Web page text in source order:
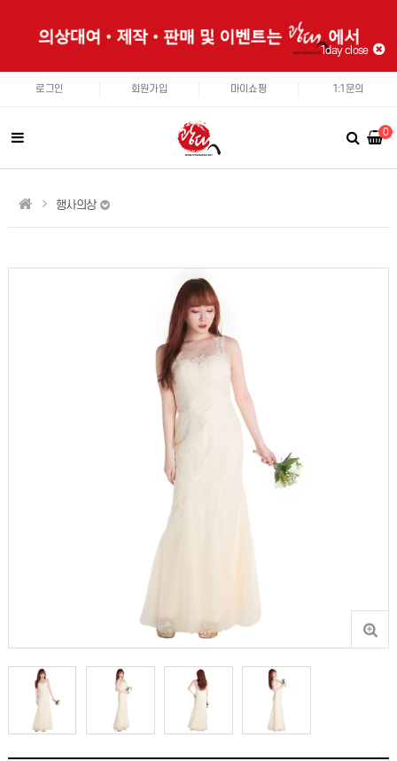
1day close
로그인 회원가입 마이쇼핑 1:1문의
0
행사의상